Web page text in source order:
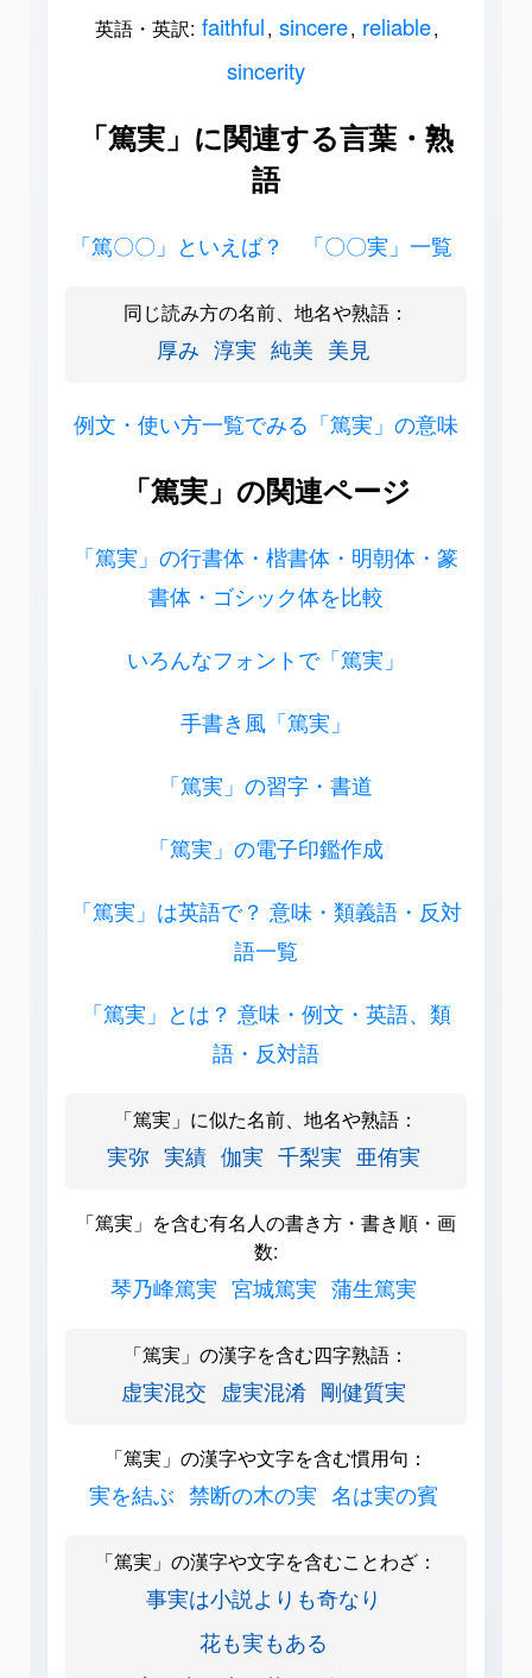
英語・英訳: faithful, sincere, reliable,
sincerity
「篤実」に関連する言葉・熟
語
「篤〇〇」といえば？ 「〇〇実」一覧
同じ読み方の名前、地名や熟語：
厚み 淳実 純美 美見
例文・使い方一覧でみる「篤実」の意味
「篤実」の関連ページ
「篤実」の行書体・楷書体・明朝体・篆
書体・ゴシック体を比較
いろんなフォントで「篤実」
手書き風「篤実」
「篤実」の習字・書道
「篤実」の電子印鑑作成
「篤実」は英語で？ 意味・類義語・反対
語一覧
「篤実」とは？ 意味・例文・英語、類
語・反対語
「篤実」に似た名前、地名や熟語：
実弥 実績 伽実 千梨実 亜侑実
「篤実」を含む有名人の書き方・書き順・画
数:
琴乃峰篤実 宮城篤実 蒲生篤実
「篤実」の漢字を含む四字熟語：
虚実混交 虚実混淆 剛健質実
「篤実」の漢字や文字を含む慣用句：
実を結ぶ 禁断の木の実 名は実の賓
「篤実」の漢字や文字を含むことわざ：
事実は小説よりも奇なり
花も実もある